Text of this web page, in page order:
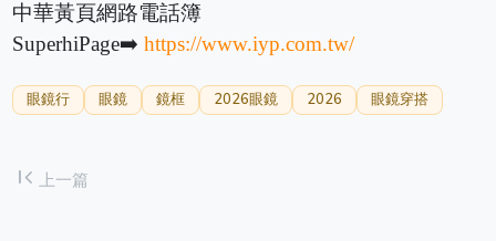
中華黃頁網路電話簿
SuperhiPage➡️https://www.iyp.com.tw/
眼鏡行 眼鏡 鏡框 2026眼鏡 2026 眼鏡穿搭
first_page 上一篇